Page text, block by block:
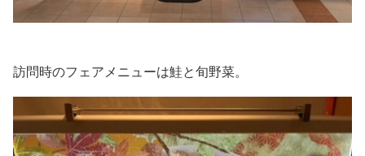
訪問時のフェアメニューは鮭と旬野菜。